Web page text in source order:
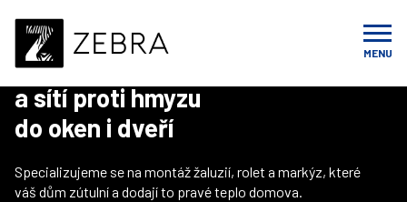
MENU
ZEBRA STÍNĚNÍ
Montáž žaluzií, rolet
a sítí proti hmyzu
do oken i dveří
Specializujeme se na montáž žaluzií, rolet a markýz, které
váš dům zútulní a dodají to pravé teplo domova.